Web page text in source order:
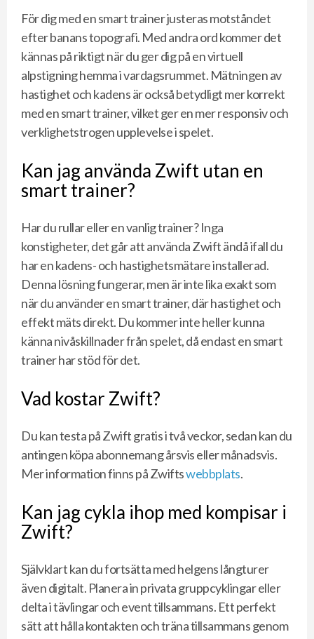
För dig med en smart trainer justeras motståndet
efter banans topografi. Med andra ord kommer det
kännas på riktigt när du ger dig på en virtuell
alpstigning hemma i vardagsrummet. Mätningen av
hastighet och kadens är också betydligt mer korrekt
med en smart trainer, vilket ger en mer responsiv och
verklighetstrogen upplevelse i spelet.
Kan jag använda Zwift utan en
smart trainer?
Har du rullar eller en vanlig trainer? Inga
konstigheter, det går att använda Zwift ändå ifall du
har en kadens- och hastighetsmätare installerad.
Denna lösning fungerar, men är inte lika exakt som
när du använder en smart trainer, där hastighet och
effekt mäts direkt. Du kommer inte heller kunna
känna nivåskillnader från spelet, då endast en smart
trainer har stöd för det.
Vad kostar Zwift?
Du kan testa på Zwift gratis i två veckor, sedan kan du
antingen köpa abonnemang årsvis eller månadsvis.
Mer information finns på Zwiftswebbplats.
Kan jag cykla ihop med kompisar i
Zwift?
Självklart kan du fortsätta med helgens långturer
även digitalt. Planera in privata gruppcyklingar eller
delta i tävlingar och event tillsammans. Ett perfekt
sätt att hålla kontakten och träna tillsammans genom